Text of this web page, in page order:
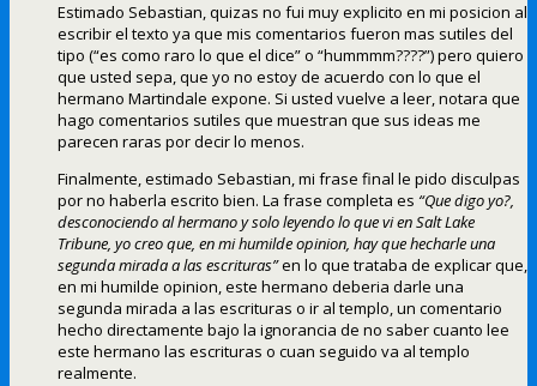
Estimado Sebastian, quizas no fui muy explicito en mi posicion al
escribir el texto ya que mis comentarios fueron mas sutiles del
tipo (“es como raro lo que el dice” o “hummmm????”) pero quiero
que usted sepa, que yo no estoy de acuerdo con lo que el
hermano Martindale expone. Si usted vuelve a leer, notara que
hago comentarios sutiles que muestran que sus ideas me
parecen raras por decir lo menos.
Finalmente, estimado Sebastian, mi frase final le pido disculpas
por no haberla escrito bien. La frase completa es “Que digo yo?,
desconociendo al hermano y solo leyendo lo que vi en Salt Lake
Tribune, yo creo que, en mi humilde opinion, hay que hecharle una
segunda mirada a las escrituras”en lo que trataba de explicar que,
en mi humilde opinion, este hermano deberia darle una
segunda mirada a las escrituras o ir al templo, un comentario
hecho directamente bajo la ignorancia de no saber cuanto lee
este hermano las escrituras o cuan seguido va al templo
realmente.